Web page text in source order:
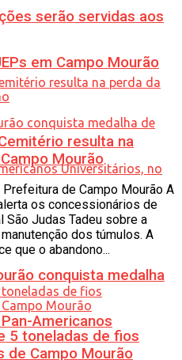
serão servidas aos
em Campo Mourão
conquista medalha
Americanos
resulta na
Mourão
de Campo Mourão A
os concessionários de
Judas Tadeu sobre a
dos túmulos. A
que o abandono...
5 toneladas de fios
de Campo Mourão